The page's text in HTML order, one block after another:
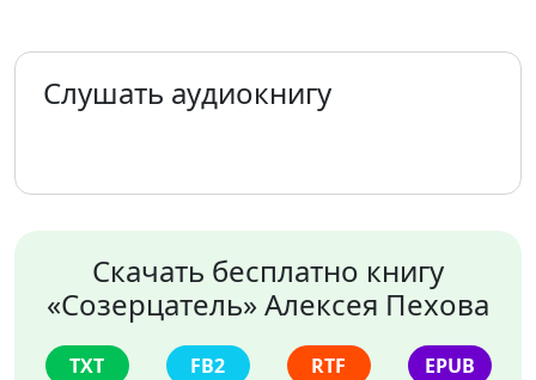
Слушать аудиокнигу
Скачать бесплатно книгу
«Созерцатель» Алексея Пехова
TXT FB2 RTF EPUB